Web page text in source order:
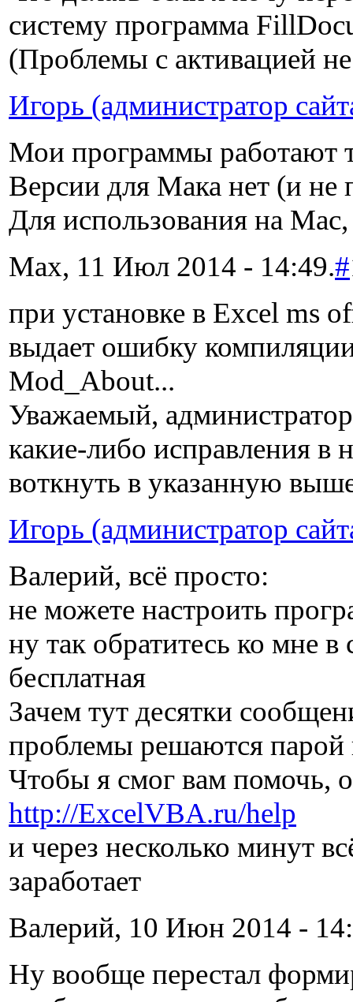
систему программа
(Проблемы с активацией
Игорь (администратор
Мои программы работают
Версии для Мака нет (и не
Для использования на
Max, 11 Июл 2014 - 14:49.#
при установке в Excel ms
выдает ошибку
Mod_About...
Уважаемый,
какие-либо исправления в
воткнуть в указанную
Игорь (администратор
Валерий, всё просто:
не можете настроить
ну так обратитесь ко мне
бесплатная
Зачем тут десятки
проблемы решаются парой
Чтобы я смог вам помочь,
http://ExcelVBA.ru/help
и через несколько минут
заработает
Валерий, 10 Июн 2014 -
Ну вообще перестал